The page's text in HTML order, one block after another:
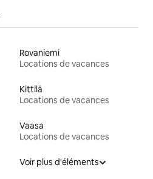
Rovaniemi
Locations de vacances
Kittilä
Locations de vacances
Vaasa
Locations de vacances
Voir plus d'éléments